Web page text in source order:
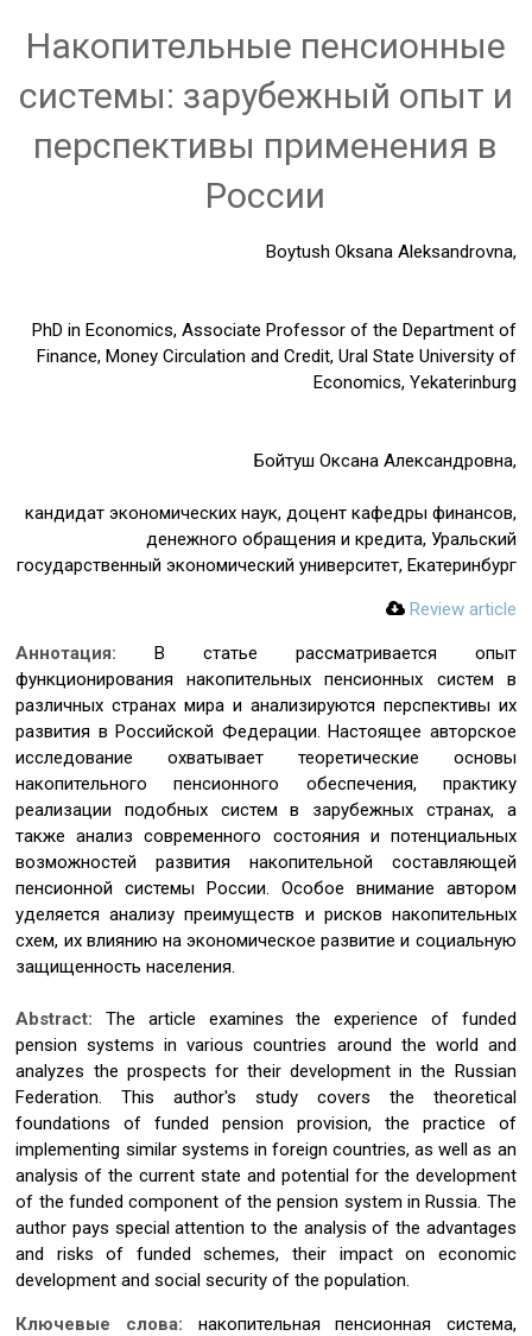
Накопительные пенсионные
системы: зарубежный опыт и
перспективы применения в
России
Boytush Oksana Aleksandrovna,
PhD in Economics, Associate Professor of the Department of
Finance, Money Circulation and Credit, Ural State University of
Economics, Yekaterinburg
Бойтуш Оксана Александровна,
кандидат экономических наук, доцент кафедры финансов,
денежного обращения и кредита, Уральский
государственный экономический университет, Екатеринбург
Review article
Аннотация:В статье рассматривается опыт
функционирования накопительных пенсионных систем в
различных странах мира и анализируются перспективы их
развития в Российской Федерации. Настоящее авторское
исследование охватывает теоретические основы
накопительного пенсионного обеспечения, практику
реализации подобных систем в зарубежных странах, а
также анализ современного состояния и потенциальных
возможностей развития накопительной составляющей
пенсионной системы России. Особое внимание автором
уделяется анализу преимуществ и рисков накопительных
схем, их влиянию на экономическое развитие и социальную
защищенность населения.
Abstract:The article examines the experience of funded
pension systems in various countries around the world and
analyzes the prospects for their development in the Russian
Federation. This author's study covers the theoretical
foundations of funded pension provision, the practice of
implementing similar systems in foreign countries, as well as an
analysis of the current state and potential for the development
of the funded component of the pension system in Russia. The
author pays special attention to the analysis of the advantages
and risks of funded schemes, their impact on economic
development and social security of the population.
Ключевые слова: накопительная пенсионная система,